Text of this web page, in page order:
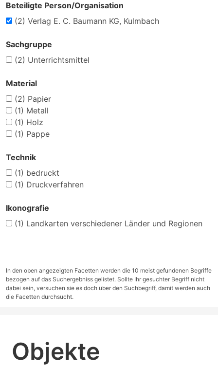
Beteiligte Person/Organisation
(2) Verlag E. C. Baumann KG, Kulmbach
Sachgruppe
(2) Unterrichtsmittel
Material
(2) Papier
(1) Metall
(1) Holz
(1) Pappe
Technik
(1) bedruckt
(1) Druckverfahren
Ikonografie
(1) Landkarten verschiedener Länder und Regionen
In den oben angezeigten Facetten werden die 10 meist gefundenen Begriffe
bezogen auf das Suchergebniss gelistet. Sollte Ihr gesuchter Begriff nicht
dabei sein, versuchen sie es doch über den Suchbegriff, damit werden auch
die Facetten durchsucht.
Objekte